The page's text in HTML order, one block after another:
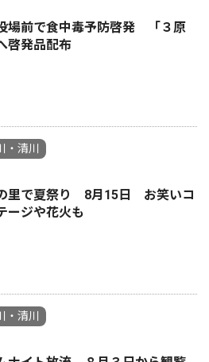
場前で食中毒予防啓発 「３原
啓発品配布
・清川
里で夏祭り 8月15日 お笑いコ
ージや花火も
・清川